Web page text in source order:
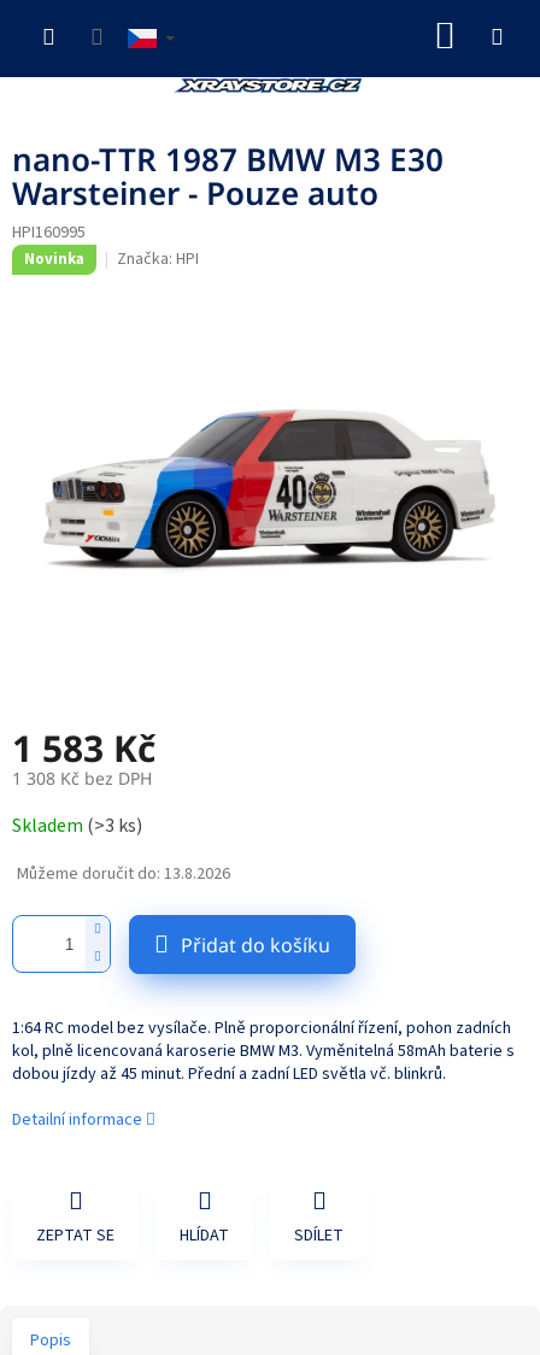
nano-TTR 1987 BMW M3 E30
Warsteiner - Pouze auto
HPI160995
Novinka Značka: HPI
1 583 Kč
1 308 Kč bez DPH
cena:
Skladem (>3 ks)
Můžeme doručit do: 13.8.2026
Přidat do košíku
1:64 RC model bez vysílače. Plně proporcionální řízení, pohon zadních
kol, plně licencovaná karoserie BMW M3. Vyměnitelná 58mAh baterie s
dobou jízdy až 45 minut. Přední a zadní LED světla vč. blinkrů.
Detailní informace
ZEPTAT SE HLÍDAT SDÍLET
Popis